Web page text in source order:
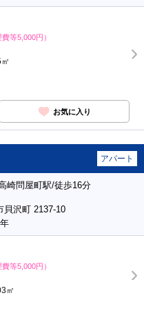
費等5,000円）
お気に入り
アパート
崎問屋町駅/徒歩16分
貝沢町 2137-10
費等5,000円）
㎡